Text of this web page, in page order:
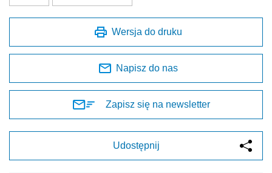
Wersja do druku
Napisz do nas
Zapisz się na newsletter
Udostępnij